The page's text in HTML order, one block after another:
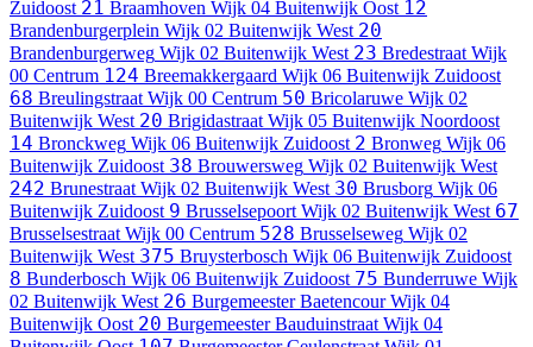
Zuidoost 21 Braamhoven Wijk 04 Buitenwijk Oost 12
Brandenburgerplein Wijk 02 Buitenwijk West 20
Brandenburgerweg Wijk 02 Buitenwijk West 23 Bredestraat Wijk
00 Centrum 124 Breemakkergaard Wijk 06 Buitenwijk Zuidoost
68 Breulingstraat Wijk 00 Centrum 50 Bricolaruwe Wijk 02
Buitenwijk West 20 Brigidastraat Wijk 05 Buitenwijk Noordoost
14 Bronckweg Wijk 06 Buitenwijk Zuidoost 2 Bronweg Wijk 06
Buitenwijk Zuidoost 38 Brouwersweg Wijk 02 Buitenwijk West
242 Brunestraat Wijk 02 Buitenwijk West 30 Brusborg Wijk 06
Buitenwijk Zuidoost 9 Brusselsepoort Wijk 02 Buitenwijk West 67
Brusselsestraat Wijk 00 Centrum 528 Brusselseweg Wijk 02
Buitenwijk West 375 Bruysterbosch Wijk 06 Buitenwijk Zuidoost
8 Bunderbosch Wijk 06 Buitenwijk Zuidoost 75 Bunderruwe Wijk
02 Buitenwijk West 26 Burgemeester Baetencour Wijk 04
Buitenwijk Oost 20 Burgemeester Bauduinstraat Wijk 04